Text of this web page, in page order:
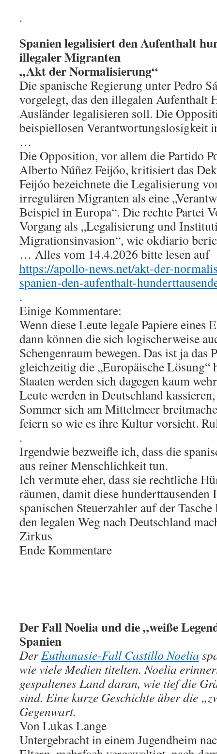
.
Spanien legalisiert den Aufenthalt
illegaler Migranten
„Akt der Normalisierung“
Die spanische Regierung unter Pedro
vorgelegt, das den illegalen Aufenthalt
Ausländer legalisieren soll. Die
beispiellosen Verantwortungslosigkeit
…
Die Opposition, vor allem die Partido
Alberto Núñez Feijóo, kritisiert das
Feijóo bezeichnete die Legalisierung
irregulären Migranten als eine
Beispiel in Europa“. Die rechte Partei
Vorgang als „Legalisierung und
Migrationsinvasion“, wie okdiario
… Alles vom 14.4.2026 bitte lesen auf
https://apollo-news.net/akt-der-
spanien-den-aufenthalt-
.
Einige Kommentare:
Wenn diese Leute legale Papiere eines
dann können die sich logischerweise
Schengenraum bewegen. Das ist ja das
gleichzeitig die „Europäische Lösung“
Staaten werden sich dagegen kaum
Leute werden in Deutschland
Sommer sich am Mittelmeer
feiern so wie es ihre Kultur vorsieht.
.
Irgendwie bezweifle ich, dass die
aus reiner Menschlichkeit tun.
Ich vermute eher, dass sie rechtliche
räumen, damit diese hunderttausenden
spanischen Steuerzahler auf der
den legalen Weg nach Deutschland
Zirkus
Ende Kommentare
Der Fall Noelia und die „weiße
Spanien
DerEuthanasie-Fall Castillo Noelia
wie viele Medien titelten. Noelia
gespaltenes Land daran, wie tief die
sind. Eine kurze Geschichte über die
Gegenwart.
Von Lukas Lange
Untergebracht in einem Jugendheim